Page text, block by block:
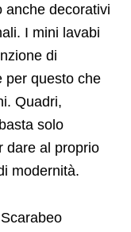
anche decorativi
I mini lavabi
di
per questo che
Quadri,
solo
dare al proprio
modernità.